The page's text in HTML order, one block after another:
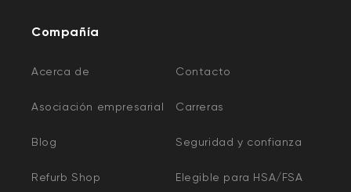
Compañía
Acerca de Contacto
Asociación empresarial Carreras
Blog Seguridad y confianza
Refurb Shop Elegible para HSA/FSA